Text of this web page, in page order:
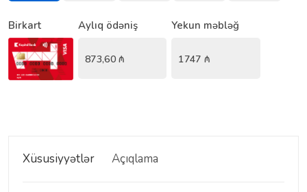
Birkart Aylıq ödəniş
873,60₼
Yekun məbləğ
1747 ₼
Xüsusiyyətlər Açıqlama